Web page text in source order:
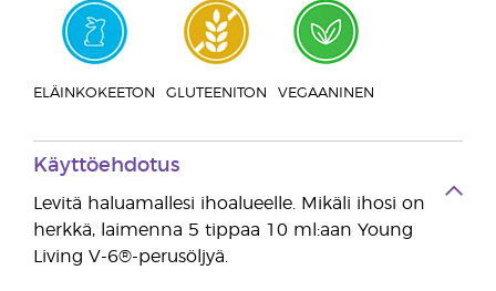
ELÄINKOKEETON GLUTEENITON VEGAANINEN
Käyttöehdotus
Levitä haluamallesi ihoalueelle. Mikäli ihosi on
herkkä, laimenna 5 tippaa 10 ml:aan Young
Living V-6®-perusöljyä.